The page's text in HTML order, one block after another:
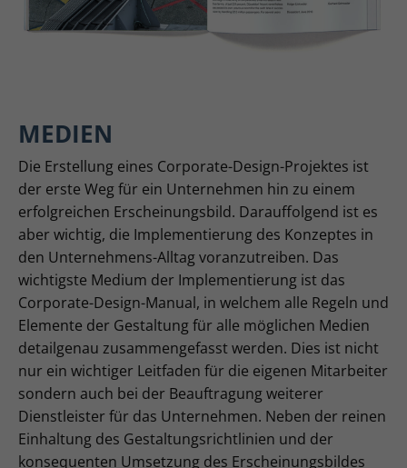
MEDIEN
Die Erstellung eines Corporate-Design-Projektes ist
der erste Weg für ein Unternehmen hin zu einem
erfolgreichen Erscheinungsbild. Darauffolgend ist es
aber wichtig, die Implementierung des Konzeptes in
den Unternehmens-Alltag voranzutreiben. Das
wichtigste Medium der Implementierung ist das
Corporate-Design-Manual, in welchem alle Regeln und
Elemente der Gestaltung für alle möglichen Medien
detailgenau zusammengefasst werden. Dies ist nicht
nur ein wichtiger Leitfaden für die eigenen Mitarbeiter
sondern auch bei der Beauftragung weiterer
Dienstleister für das Unternehmen. Neben der reinen
Einhaltung des Gestaltungsrichtlinien und der
konsequenten Umsetzung des Erscheinungsbildes